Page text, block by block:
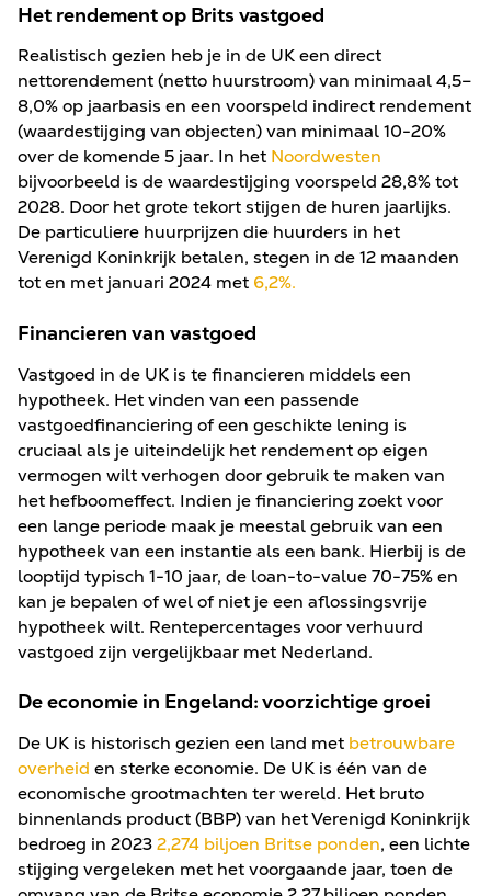
Het rendement op Brits vastgoed
Realistisch gezien heb je in de UK een direct
nettorendement (netto huurstroom) van minimaal 4,5–
8,0% op jaarbasis en een voorspeld indirect rendement
(waardestijging van objecten) van minimaal 10-20%
over de komende 5 jaar. In het Noordwesten
bijvoorbeeld is de waardestijging voorspeld 28,8% tot
2028. Door het grote tekort stijgen de huren jaarlijks.
De particuliere huurprijzen die huurders in het
Verenigd Koninkrijk betalen, stegen in de 12 maanden
tot en met januari 2024 met 6,2%.
Financieren van vastgoed
Vastgoed in de UK is te financieren middels een
hypotheek. Het vinden van een passende
vastgoedfinanciering of een geschikte lening is
cruciaal als je uiteindelijk het rendement op eigen
vermogen wilt verhogen door gebruik te maken van
het hefboomeffect. Indien je financiering zoekt voor
een lange periode maak je meestal gebruik van een
hypotheek van een instantie als een bank. Hierbij is de
looptijd typisch 1-10 jaar, de loan-to-value 70-75% en
kan je bepalen of wel of niet je een aflossingsvrije
hypotheek wilt. Rentepercentages voor verhuurd
vastgoed zijn vergelijkbaar met Nederland.
De economie in Engeland: voorzichtige groei
De UK is historisch gezien een land met betrouwbare
overheid en sterke economie. De UK is één van de
economische grootmachten ter wereld. Het bruto
binnenlands product (BBP) van het Verenigd Koninkrijk
bedroeg in 20232,274 biljoen Britse ponden, een lichte
stijging vergeleken met het voorgaande jaar, toen de